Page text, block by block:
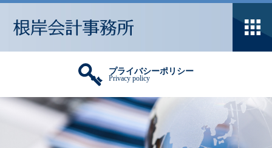
プライバシーポリシー
Privacy policy